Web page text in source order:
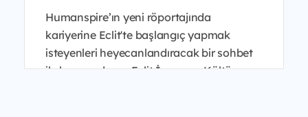
Humanspire’ın yeni röportajında
kariyerine Eclit'te başlangıç yapmak
isteyenleri heyecanlandıracak bir sohbet
ile karşınızdayız. Eclit İnsan ve Kültür